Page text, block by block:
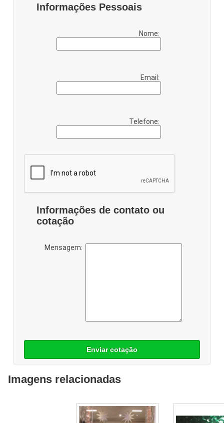
Informações Pessoais
Nome:
Email:
Telefone:
Informações de contato ou
cotação
Mensagem:
Enviar cotação
Imagens relacionadas